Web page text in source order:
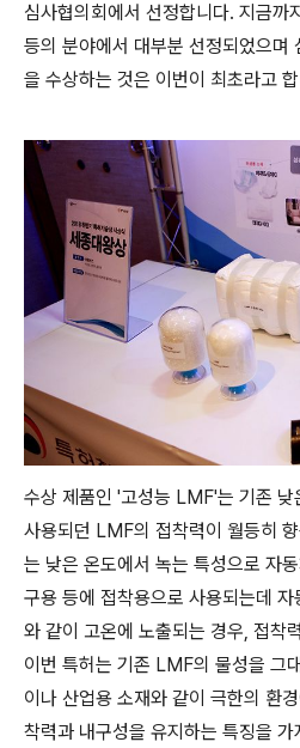
심사협의회에서 선정합니다. 지금까
등의 분야에서 대부분 선정되었으며
을 수상하는 것은 이번이 최초라고
수상 제품인 '고성능 LMF'는 기존 낮
사용되던 LMF의 접착력이 월등히
는 낮은 온도에서 녹는 특성으로 자
구용 등에 접착용으로 사용되는데
와 같이 고온에 노출되는 경우, 접착
이번 특허는 기존 LMF의 물성을 그
이나 산업용 소재와 같이 극한의 환
착력과 내구성을 유지하는 특징을 가